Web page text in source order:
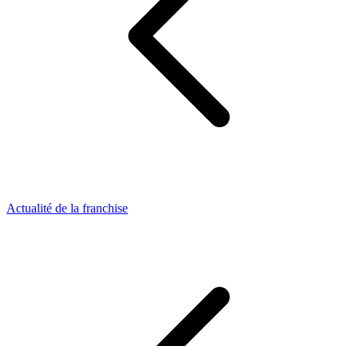
Actualité de la franchise